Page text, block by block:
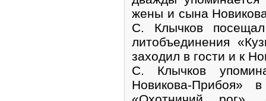
жены и сына
С. Клычков
литобъединения
заходил в гости и к
C. Клычков
Новикова-Прибоя»